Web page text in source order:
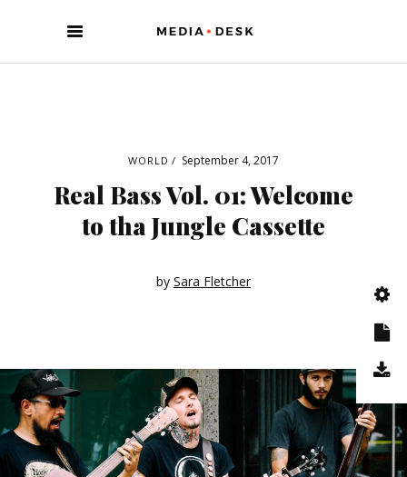
WORLD September 4, 2017
Real Bass Vol. 01: Welcome
to tha Jungle Cassette
by Sara Fletcher